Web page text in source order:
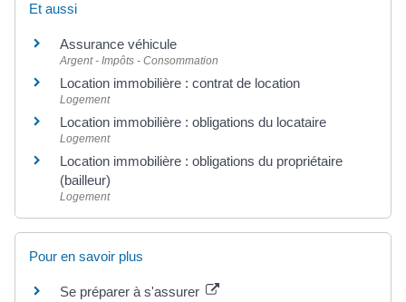
Et aussi
Assurance véhicule
Argent - Impôts - Consommation
Location immobilière : contrat de location
Logement
Location immobilière : obligations du locataire
Logement
Location immobilière : obligations du propriétaire
(bailleur)
Logement
Pour en savoir plus
Se préparer à s'assurer